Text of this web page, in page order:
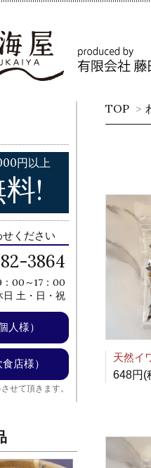
TOP >
648円(
円以上
!
ください
3864
00～17：00
日 土・日・祝
人様）
店様）
せて頂きます。